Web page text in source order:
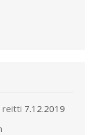
reitti 7.12.2019